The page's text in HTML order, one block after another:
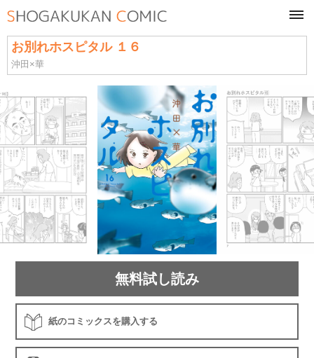
お別れホスピタル １６
沖田×華
無料試し読み
紙のコミックスを購入する